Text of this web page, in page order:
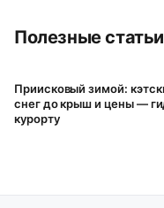
Полезные
Приисковый зимой:
снег до крыш и цены —
курорту